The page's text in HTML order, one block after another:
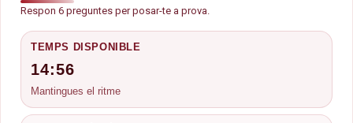
Respon 6 preguntes per posar-te a prova.
TEMPS DISPONIBLE
14:56
Mantingues el ritme